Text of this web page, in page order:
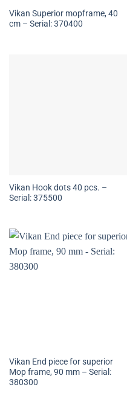
Vikan Superior mopframe, 40
cm – Serial: 370400
Vikan Hook dots 40 pcs. –
Serial: 375500
Vikan End piece for superior
Mop frame, 90 mm – Serial:
380300